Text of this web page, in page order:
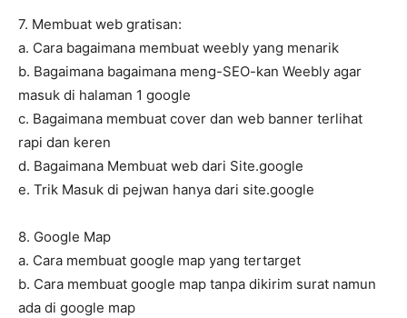
7. Membuat web gratisan:
a. Cara bagaimana membuat weebly yang menarik
b. Bagaimana bagaimana meng-SEO-kan Weebly agar
masuk di halaman 1 google
c. Bagaimana membuat cover dan web banner terlihat
rapi dan keren
d. Bagaimana Membuat web dari Site.google
e. Trik Masuk di pejwan hanya dari site.google
8. Google Map
a. Cara membuat google map yang tertarget
b. Cara membuat google map tanpa dikirim surat namun
ada di google map